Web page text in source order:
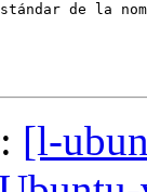
de la
[l-